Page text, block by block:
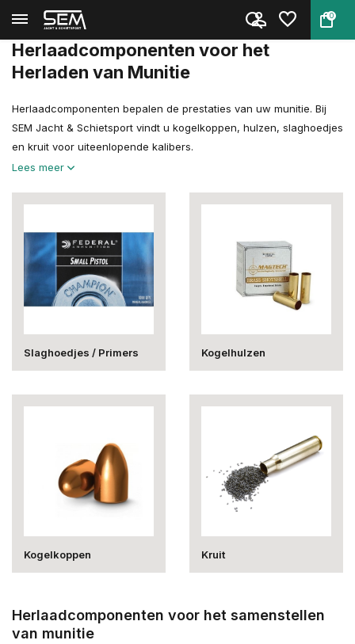
0
Terug Home Herlaadcomponenten
Herlaadcomponenten voor het
Herladen van Munitie
Herlaadcomponenten bepalen de prestaties van uw munitie. Bij
SEM Jacht & Schietsport vindt u kogelkoppen, hulzen, slaghoedjes
en kruit voor uiteenlopende kalibers.
Lees meer
Slaghoedjes / Primers Kogelhulzen
Kogelkoppen Kruit
Herlaadcomponenten voor het samenstellen
van munitie